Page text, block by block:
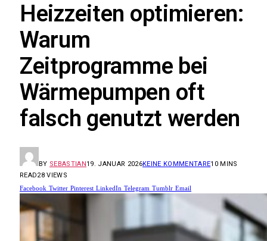
Heizzeiten optimieren:
Warum
Zeitprogramme bei
Wärmepumpen oft
falsch genutzt werden
BY SEBASTIAN19. JANUAR 2026KEINE KOMMENTARE10 MINS
READ28VIEWS
Facebook Twitter Pinterest LinkedIn Telegram Tumblr Email